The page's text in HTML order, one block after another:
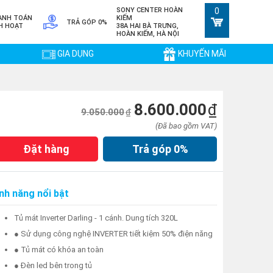
TOÁN
HOẠT
TRẢ GÓP 0%
SONY CENTER HOÀN
KIẾM
38A HAI BÀ TRƯNG,
HOÀN KIẾM, HÀ NỘI
0
GIA DỤNG KHUYẾN MÃI
9.050.000₫ 8.600.000₫
(Đã bao gồm VAT)
Trả góp 0%
Đặt hàng
năng nổi bật
Tủ mát Inverter Darling - 1 cánh. Dung tích 320L
● Sử dụng công nghệ INVERTER tiết kiệm 50% điện năng
● Tủ mát có khóa an toàn
● Đèn led bên trong tủ